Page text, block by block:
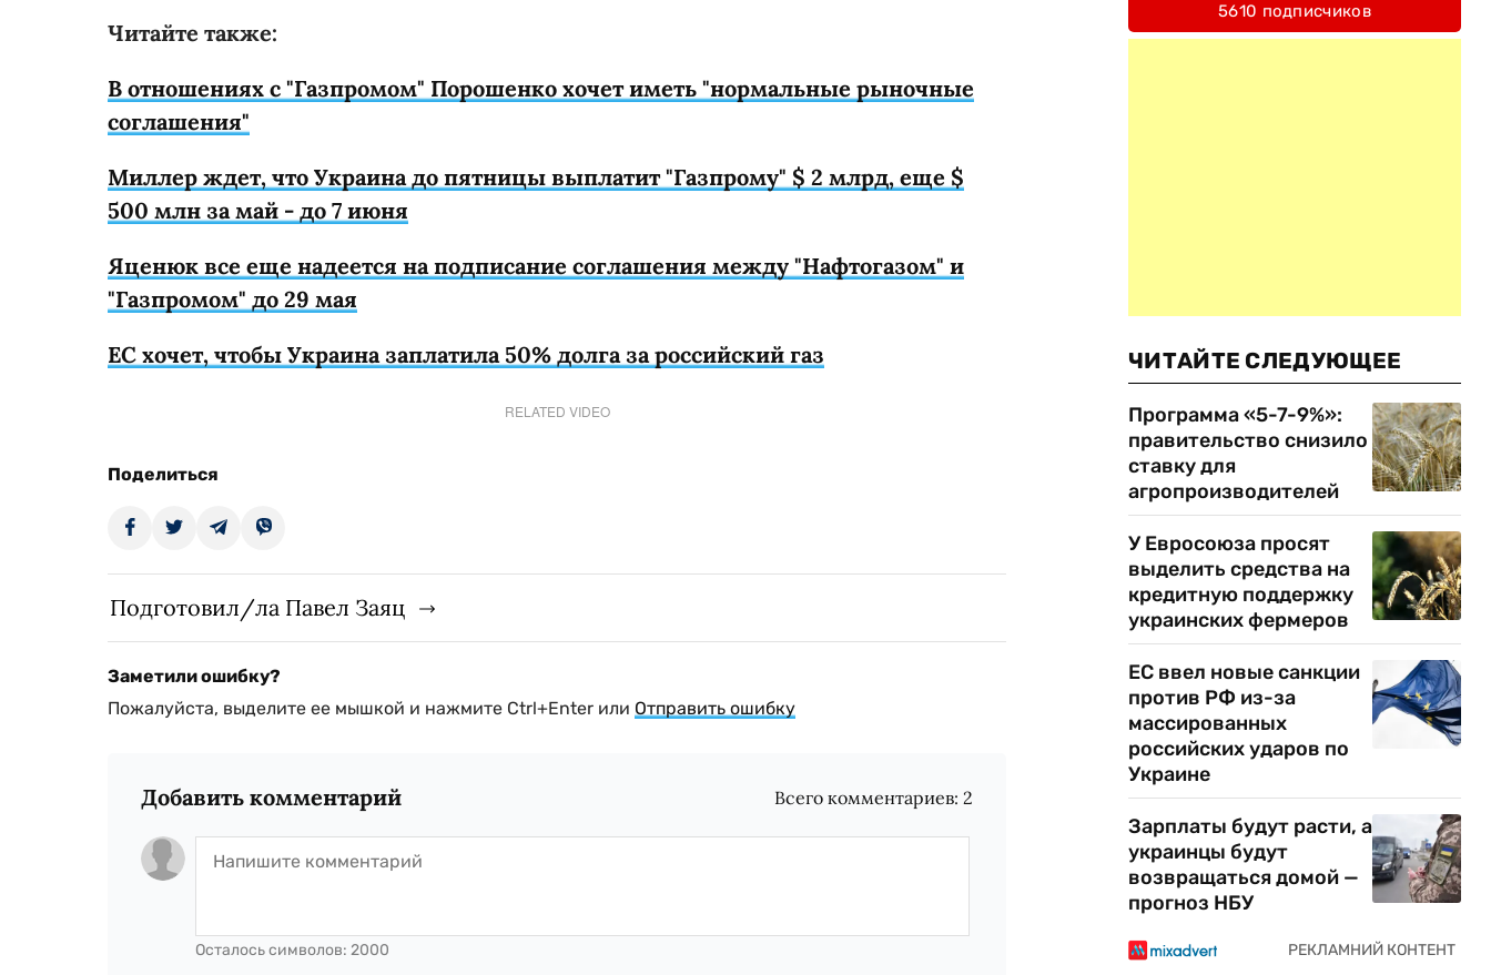
Читайте также:
В отношениях с "Газпромом" Порошенко хочет иметь "нормальные рыночные
соглашения"
Миллер ждет, что Украина до пятницы выплатит "Газпрому" $ 2 млрд, еще $
500 млн за май - до 7 июня
Яценюк все еще надеется на подписание соглашения между "Нафтогазом" и
"Газпромом" до 29 мая
ЕС хочет, чтобы Украина заплатила 50% долга за российский газ
RELATED VIDEO
Поделиться
Подготовил/ла Павел Заяц
Заметили ошибку?
Пожалуйста, выделите ее мышкой и нажмите Ctrl+Enter или Отправить ошибку
Добавить комментарий Всего комментариев: 2
Осталось символов: 2000
5610 подписчиков
ЧИТАЙТЕ СЛЕДУЮЩЕЕ
Программа «5-7-9%»:
правительство снизило
ставку для
агропроизводителей
У Евросоюза просят
выделить средства на
кредитную поддержку
украинских фермеров
ЕС ввел новые санкции
против РФ из-за
массированных
российских ударов по
Украине
Зарплаты будут расти, а
украинцы будут
возвращаться домой —
прогноз НБУ